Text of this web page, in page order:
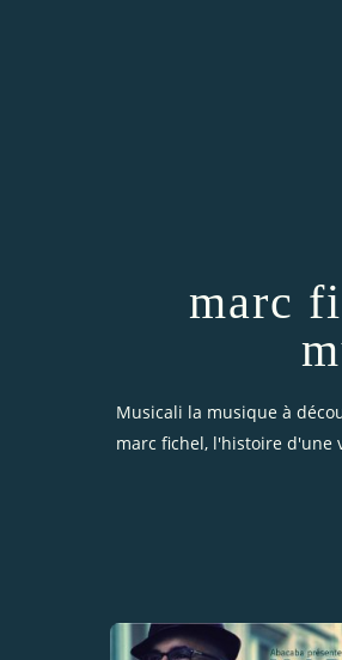
marc
Musicali la musique à
marc fichel, l'histoire d'une